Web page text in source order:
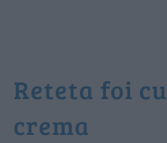
reteta foi cu bulion cu gem si
crema